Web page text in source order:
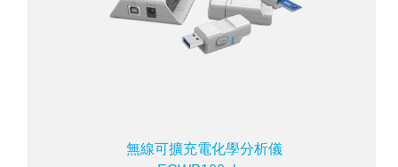
無線可擴充電化學分析儀